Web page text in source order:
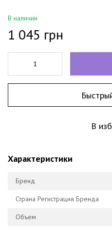
В наличии
1 045 грн
В
Характеристики
Бренд
Страна Регистрация Бренда
Объем